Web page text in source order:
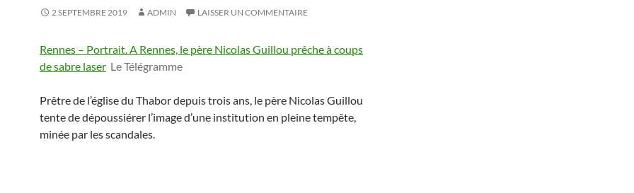
2 SEPTEMBRE 2019 ADMIN LAISSER UN COMMENTAIRE
Rennes – Portrait. A Rennes, le père Nicolas Guillou prêche à coups
de sabre laser Le Télégramme
Prêtre de l’église du Thabor depuis trois ans, le père Nicolas Guillou
tente de dépoussiérer l’image d’une institution en pleine tempête,
minée par les scandales.